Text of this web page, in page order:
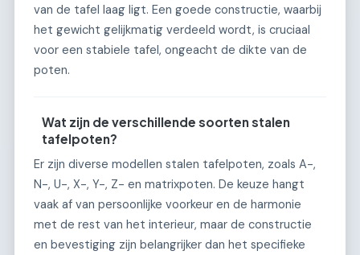
van de tafel laag ligt. Een goede constructie, waarbij
het gewicht gelijkmatig verdeeld wordt, is cruciaal
voor een stabiele tafel, ongeacht de dikte van de
poten.
Wat zijn de verschillende soorten stalen
tafelpoten?
Er zijn diverse modellen stalen tafelpoten, zoals A-,
N-, U-, X-, Y-, Z- en matrixpoten. De keuze hangt
vaak af van persoonlijke voorkeur en de harmonie
met de rest van het interieur, maar de constructie
en bevestiging zijn belangrijker dan het specifieke